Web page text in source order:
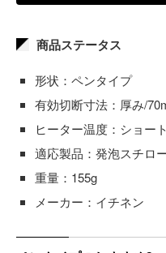
商品ステータス
形状：ペンタイプ
有効切断寸法：厚み/
ヒーター温度：ショー
適応製品：発泡スチロ
重量：155g
メーカー：イチネン